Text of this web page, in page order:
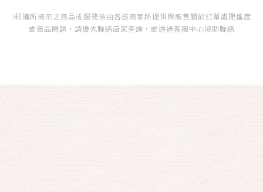
i郵購所揭示之商品或服務係由各該商家所提供與販售關於訂單處理進度
或商品問題，請優先聯絡店家查詢，或透過客服中心協助聯絡